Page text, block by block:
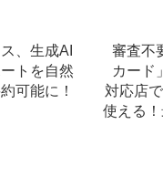
、生成AI
トを自然
可能に！
審査不
カード
対応店
使える